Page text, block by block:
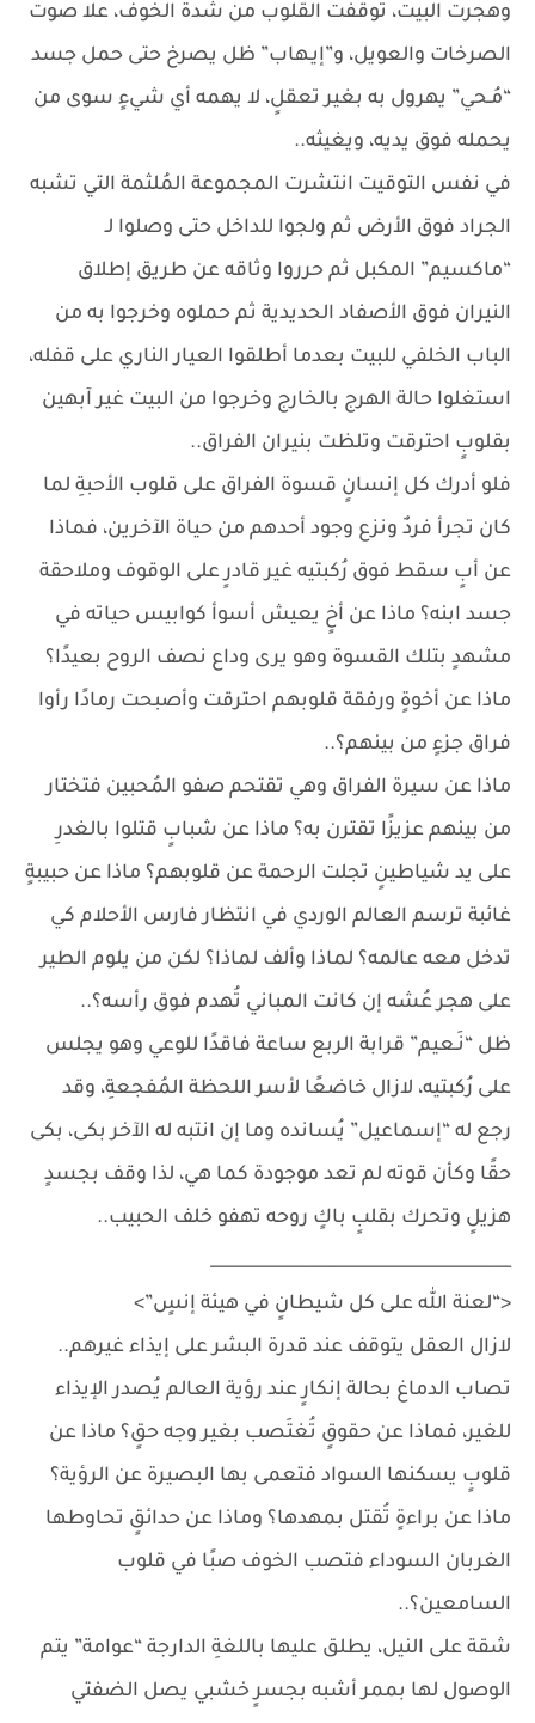
وهجرت البيت، توقفت القلوب من شدة الخوف، علا صوت
الصرخات والعويل، و”إيـهاب” ظل يصرخ حتى حمل جسد
“مُـحي” يهرول به بغير تعقلٍ، لا يهمه أي شيءٍ سوى من
يحمله فوق يديه، ويغيثه..
في نفس التوقيت انتشرت المجموعة المُلثمة التي تشبه
الجراد فوق الأرض ثم ولجوا للداخل حتى وصلوا لـ
“ماكسيم” المكبل ثم حرروا وثاقه عن طريق إطلاق
النيران فوق الأصفاد الحديدية ثم حملوه وخرجوا به من
الباب الخلفي للبيت بعدما أطلقوا العيار الناري على قفله،
استغلوا حالة الهرج بالخارج وخرجوا من البيت غير آبهين
بقلوبٍ احترقت وتلظت بنيران الفراق..
فلو أدرك كل إنسانٍ قسوة الفراق على قلوب الأحبةِ لما
كان تجرأ فردٌ ونزع وجود أحدهم من حياة الآخرين، فماذا
عن أبٍ سقط فوق رُكبتيه غير قادرٍ على الوقوف وملاحقة
جسد ابنه؟ ماذا عن أخٍ يعيش أسوأ كوابيس حياته في
مشهدٍ بتلك القسوة وهو يرى وداع نصف الروح بعيدًا؟
ماذا عن أخوةٍ ورفقة قلوبهم احترقت وأصبحت رمادًا رأوا
فراق جزءٍ من بينهم؟..
ماذا عن سيرة الفراق وهي تقتحم صفو المُحبين فتختار
من بينهم عزيزًا تقترن به؟ ماذا عن شبابٍ قتلوا بالغدرِ
على يد شياطينٍ تجلت الرحمة عن قلوبهم؟ ماذا عن حبيبةٍ
غائبة ترسم العالم الوردي في انتظار فارس الأحلام كي
تدخل معه عالمه؟ لماذا وألف لماذا؟ لكن من يلوم الطير
على هجر عُشه إن كانت المباني تُهدم فوق رأسه؟..
ظل “نَـعيم” قرابة الربع ساعة فاقدًا للوعي وهو يجلس
على رُكبتيه، لازال خاضعًا لأسر اللحظة المُفجعةِ، وقد
رجع له “إسماعيل” يُسانده وما إن انتبه له الآخر بكى، بكى
حقًا وكأن قوته لم تعد موجودة كما هي، لذا وقف بجسدٍ
هزيلٍ وتحرك بقلبٍ باكٍ روحه تهفو خلف الحبيب..
____________________________________
<“لعنة الله على كل شيطانٍ في هيئة إنسٍ”>
لازال العقل يتوقف عند قدرة البشر على إيذاء غيرهم..
تصاب الدماغ بحالة إنكارٍ عند رؤية العالم يُصدر الإيذاء
للغير، فماذا عن حقوقٍ تُغتَصب بغير وجه حقٍ؟ ماذا عن
قلوبٍ يسكنها السواد فتعمى بها البصيرة عن الرؤية؟
ماذا عن براءةٍ تُقتل بمهدها؟ وماذا عن حدائقٍ تحاوطها
الغربان السوداء فتصب الخوف صبًا في قلوب
السامعين؟..
شقة على النيل، يطلق عليها باللغةِ الدارجة “عوامة” يتم
الوصول لها بممر أشبه بجسرٍ خشبي يصل الضفتي